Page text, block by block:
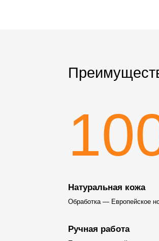
Натуральная кожа
Обработка — Европейское
Ручная работа